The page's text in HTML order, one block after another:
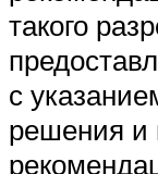
такого
с
решения и